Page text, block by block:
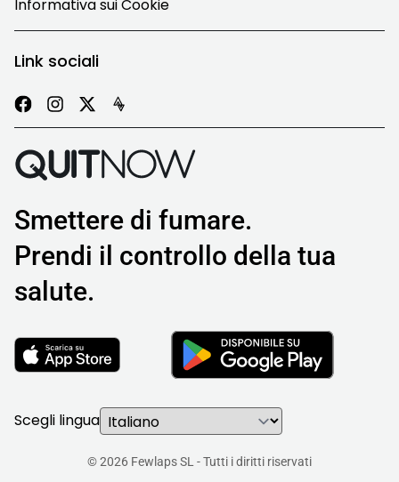
Informativa sui Cookie
Link sociali
Smettere di fumare.
Prendi il controllo della tua
salute.
Scegli lingua
© 2026 Fewlaps SL - Tutti i diritti riservati